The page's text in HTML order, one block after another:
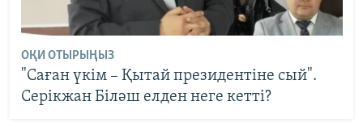
ОҚИ ОТЫРЫҢЫЗ
"Саған үкім – Қытай президентіне сый".
Серікжан Біләш елден неге кетті?